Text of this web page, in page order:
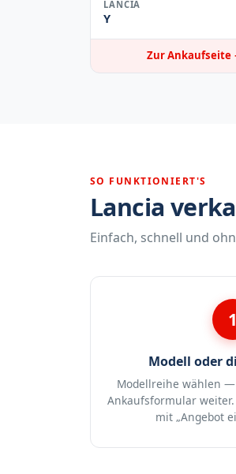
LANCIA
Y
Zur Ankaufseite
SO FUNKTIONIERT'S
Lancia
Einfach, schnell und
1
Modell oder
Modellreihe wählen
Ankaufsformular
mit „Angebot